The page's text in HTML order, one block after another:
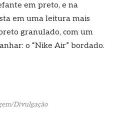
em preto, e na
em uma leitura mais
granulado, com um
o “Nike Air” bordado.
Divulgação